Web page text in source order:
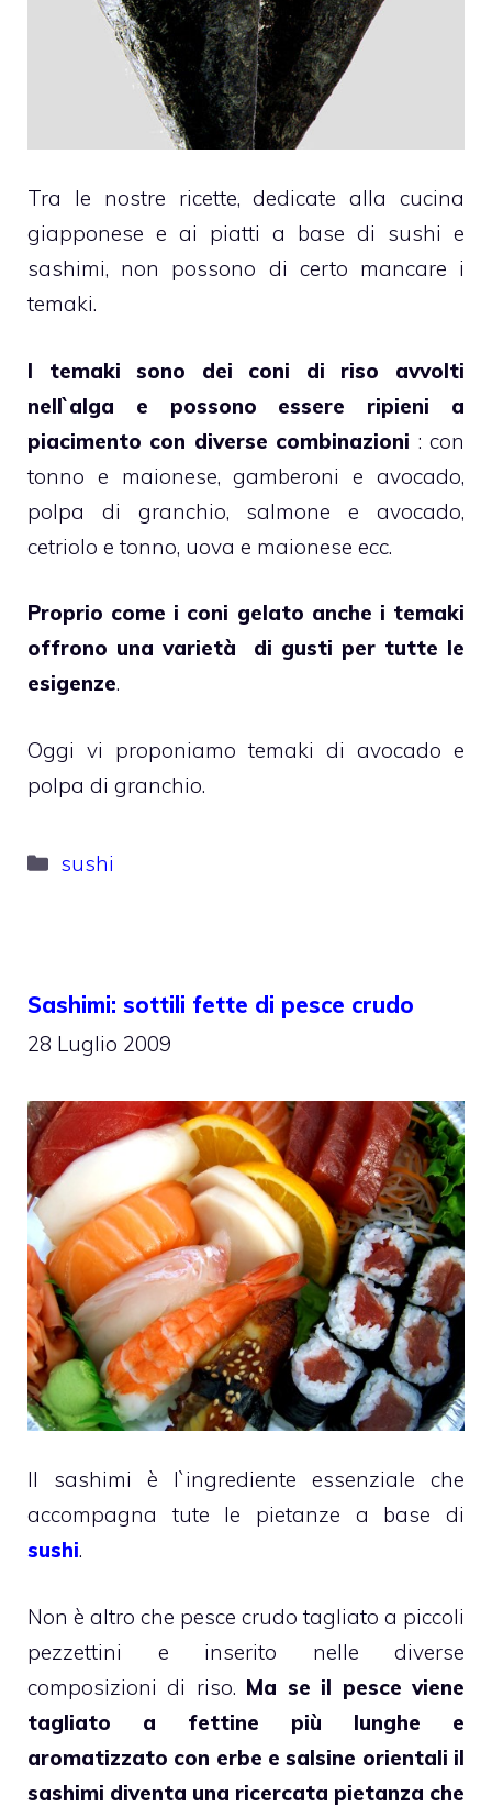
Tra le nostre ricette, dedicate alla cucina
giapponese e ai piatti a base di sushi e
sashimi, non possono di certo mancare i
temaki.
I temaki sono dei coni di riso avvolti
nell`alga e possono essere ripieni a
piacimento con diverse combinazioni : con
tonno e maionese, gamberoni e avocado,
polpa di granchio, salmone e avocado,
cetriolo e tonno, uova e maionese ecc.
Proprio come i coni gelato anche i temaki
offrono una varietà di gusti per tutte le
esigenze.
Oggi vi proponiamo temaki di avocado e
polpa di granchio.
Categorie
sushi
Sashimi: sottili fette di pesce crudo
28 Luglio 2009
Il sashimi è l`ingrediente essenziale che
accompagna tute le pietanze a base di
sushi.
Non è altro che pesce crudo tagliato a piccoli
pezzettini e inserito nelle diverse
composizioni di riso. Ma se il pesce viene
tagliato a fettine più lunghe e
aromatizzato con erbe e salsine orientali il
sashimi diventa una ricercata pietanza che